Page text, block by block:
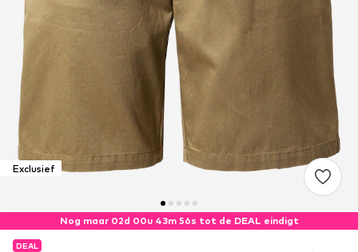
Exclusief
Nog maar 02d 00u 43m 55s tot de DEAL eindigt
DEAL
DEAL